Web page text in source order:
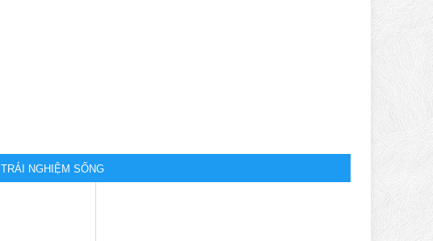
TRẢI NGHIỆM SỐNG